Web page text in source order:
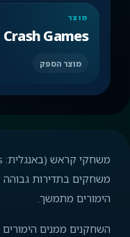
מוצר
Crash Games
מוצר הספק
משחקים בתדירות גבוהה
הימורים מתמשך.
השחקנים ממנים הימורים